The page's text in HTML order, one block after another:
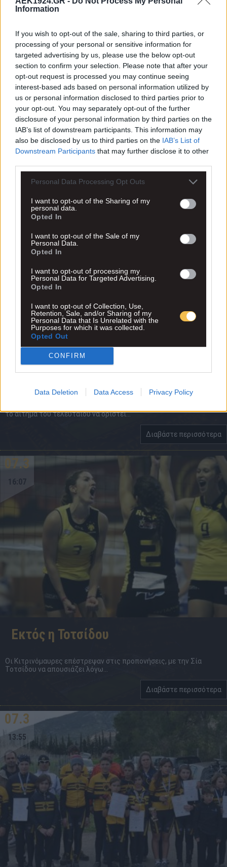
Information
If you wish to opt-out of the sale, sharing to third parties, or
processing of your personal or sensitive information for
targeted advertising by us, please use the below opt-out
section to confirm your selection. Please note that after your
opt-out request is processed you may continue seeing
interest-based ads based on personal information utilized by
us or personal information disclosed to third parties prior to
your opt-out. You may separately opt-out of the further
disclosure of your personal information by third parties on the
IAB’s list of downstream participants. This information may
also be disclosed by us to third parties on the IAB’s List of
Downstream Participants that may further disclose it to other
Personal Data Processing Opt Outs
I want to opt-out of the Sharing of my
personal data.
Opted In
I want to opt-out of the Sale of my
Personal Data.
Opted In
I want to opt-out of processing my
Personal Data for Targeted Advertising.
Opted In
I want to opt-out of Collection, Use,
Retention, Sale, and/or Sharing of my
Personal Data that Is Unrelated with the
Purposes for which it was collected.
Opted Out
CONFIRM
Data Deletion Data Access Privacy Policy
Μέσα Τσαούσης και Αλβανός
Κανονικά προπονήθηκαν σήμερα (07/3)οι Φάνης Τσαούσης και
Αλέξης...
Αναλυτικά το τι συνέβη με τους
διαιτητές του τελικού
Δημοσίευμα του handball.gr αποκαλύπτει τι συνέβη με τους
το αίτημα του τελευταίου να οριστεί...
Διαβάστε περισσότερα
07.3
16:07
Εκτός η Τοτσίδου
Οι Κιτρινόμαυρες επέστρεψαν στις προπονήσεις, με την Σία
Τοτσίδου να απουσιάζει λόγω...
Διαβάστε περισσότερα
07.3
13:55